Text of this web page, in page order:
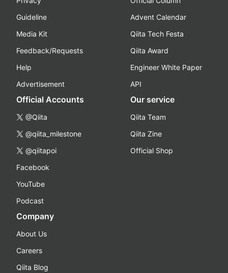
Guideline
Media Kit
Feedback/Requests
Help
Advertisement
Advent Calendar
Qiita Tech Festa
Qiita Award
Engineer White Paper
API
Official Accounts
@Qiita
@qiita_milestone
@qiitapoi
Facebook
YouTube
Podcast
Our service
Qiita Team
Qiita Zine
Official Shop
Company
About Us
Careers
Qiita Blog